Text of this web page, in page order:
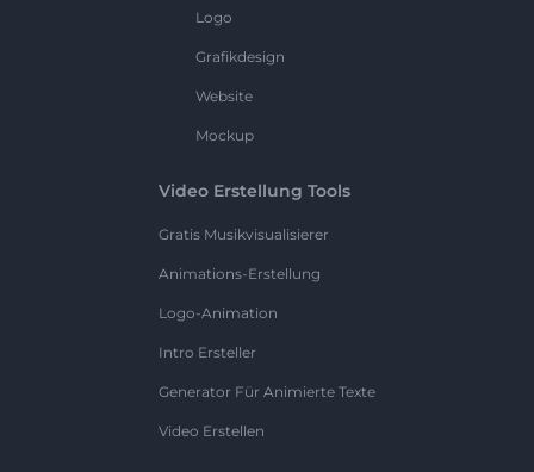
Logo
Grafikdesign
Website
Mockup
Video Erstellung Tools
Gratis Musikvisualisierer
Animations-Erstellung
Logo-Animation
Intro Ersteller
Generator Für Animierte Texte
Video Erstellen